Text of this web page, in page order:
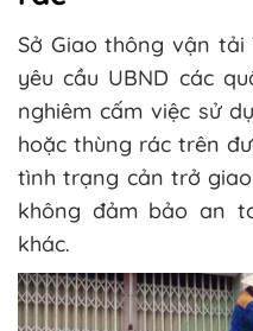
Sở Giao thông vận tải
yêu cầu UBND các
nghiêm cấm việc sử
hoặc thùng rác trên
tình trạng cản trở
không đảm bảo an
khác.